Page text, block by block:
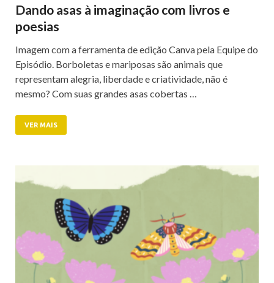
Dando asas à imaginação com livros e
poesias
Imagem com a ferramenta de edição Canva pela Equipe do
Episódio. Borboletas e mariposas são animais que
representam alegria, liberdade e criatividade, não é
mesmo? Com suas grandes asas cobertas …
VER MAIS